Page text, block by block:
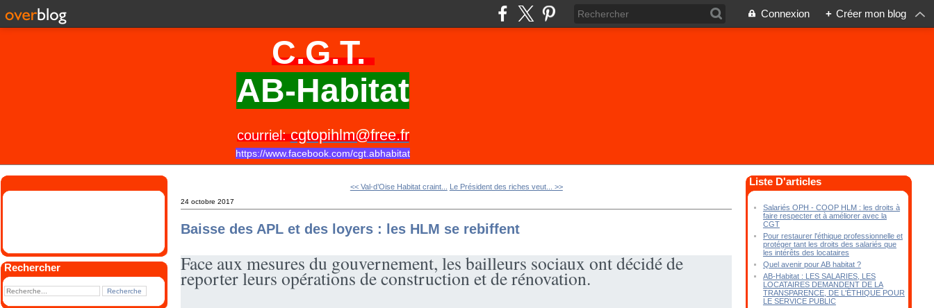
Connexion + Créer mon blog
C.G.T.
AB-Habitat
courriel:cgtopihlm@free.fr
https://www.facebook.com/cgt.abhabitat
Rechercher
<< Val-d’Oise Habitat craint... Le Président des riches veut... >>
24 octobre 2017
Baisse des APL et des loyers : les HLM se rebiffent
Face aux mesures du gouvernement, les bailleurs sociaux ont décidé de
reporter leurs opérations de construction et de rénovation.
Liste D'articles
Salariés OPH - COOP HLM : les droits à
faire respecter et à améliorer avec la
CGT
Pour restaurer l'éthique professionnelle et
protéger tant les droits des salariés que
les intérêts des locataires
Quel avenir pour AB habitat ?
AB-Habitat : LES SALARIES, LES
LOCATAIRES DEMANDENT DE LA
TRANSPARENCE, DE L'ÉTHIQUE POUR
LE SERVICE PUBLIC